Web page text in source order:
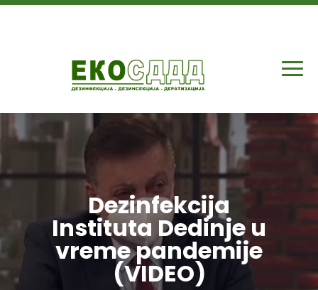
Dezinfekcija
Instituta Dedinje u
vreme pandemije
(VIDEO)